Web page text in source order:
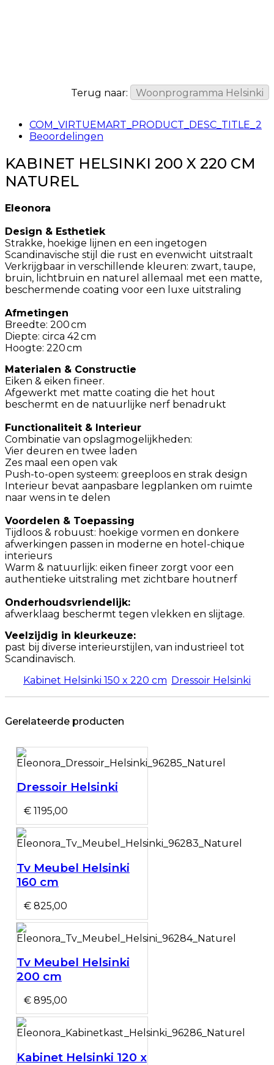
Terug naar: Woonprogramma Helsinki
COM_VIRTUEMART_PRODUCT_DESC_TITLE_2
Beoordelingen
KABINET HELSINKI 200 X 220 CM
NATUREL
Eleonora
Design & Esthetiek
Strakke, hoekige lijnen en een ingetogen
Scandinavische stijl die rust en evenwicht uitstraalt
Verkrijgbaar in verschillende kleuren: zwart, taupe,
bruin, lichtbruin en naturel allemaal met een matte,
beschermende coating voor een luxe uitstraling
Afmetingen
Breedte: 200 cm
Diepte: circa 42 cm
Hoogte: 220 cm
Materialen & Constructie
Eiken & eiken fineer.
Afgewerkt met matte coating die het hout
beschermt en de natuurlijke nerf benadrukt
Functionaliteit & Interieur
Combinatie van opslagmogelijkheden:
Vier deuren en twee laden
Zes maal een open vak
Push-to-open systeem: greeploos en strak design
Interieur bevat aanpasbare legplanken om ruimte
naar wens in te delen
Voordelen & Toepassing
Tijdloos & robuust: hoekige vormen en donkere
afwerkingen passen in moderne en hotel-chique
interieurs
Warm & natuurlijk: eiken fineer zorgt voor een
authentieke uitstraling met zichtbare houtnerf
Onderhoudsvriendelijk:
afwerklaag beschermt tegen vlekken en slijtage.
Veelzijdig in kleurkeuze:
past bij diverse interieurstijlen, van industrieel tot
Scandinavisch.
Kabinet Helsinki 150 x 220 cm Dressoir Helsinki
Gerelateerde producten
Dressoir Helsinki
€ 1195,00
Tv Meubel Helsinki
160 cm
€ 825,00
Tv Meubel Helsinki
200 cm
€ 895,00
Kabinet Helsinki 120 x